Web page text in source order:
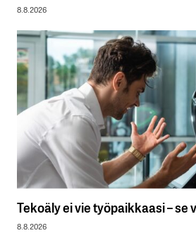
8.8.2026
Tekoäly ei vie työpaikkaasi – se
8.8.2026